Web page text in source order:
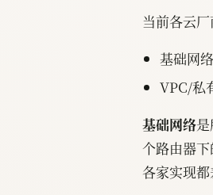
当前各云
基础网
VPC/私
基础网络
个路由器
各家实现都